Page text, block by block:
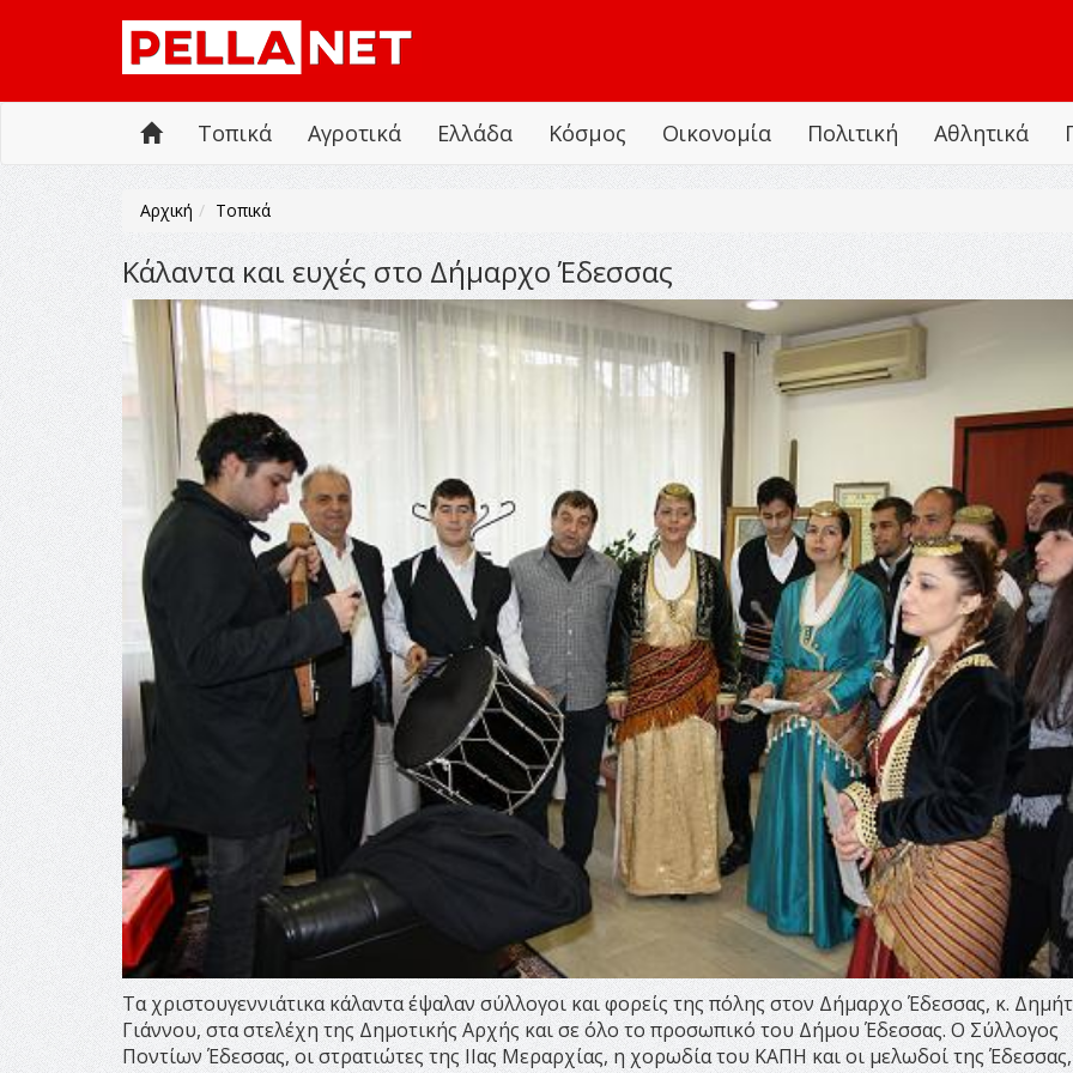
Τοπικά Αγροτικά Ελλάδα Κόσμος Οικονομία Πολιτική Αθλητικά
Αρχική Τοπικά
Κάλαντα και ευχές στο Δήμαρχο Έδεσσας
Τα χριστουγεννιάτικα κάλαντα έψαλαν σύλλογοι και φορείς της πόλης στον Δήμαρχο Έδεσσας, κ.
Γιάννου, στα στελέχη της Δημοτικής Αρχής και σε όλο το προσωπικό του Δήμου Έδεσσας. O Σύλλογος
Ποντίων Έδεσσας, οι στρατιώτες της ΙΙας Μεραρχίας, η χορωδία του ΚΑΠΗ και οι μελωδοί της Έδεσσας,